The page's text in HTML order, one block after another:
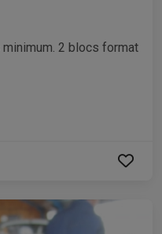
2 blocs format